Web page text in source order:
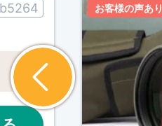
お客様の声あり